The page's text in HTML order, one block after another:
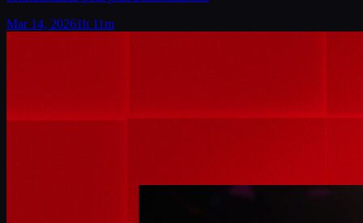
Mar 14, 20261h 11m